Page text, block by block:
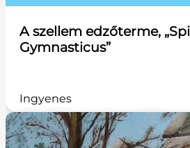
A szellem edzőterme,
Gymnasticus”
Ingyenes